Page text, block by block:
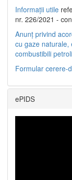
Informații utile
nr. 226/2021 -
Anunț privind
cu gaze naturale,
combustibili
Formular cerere-
ePIDS